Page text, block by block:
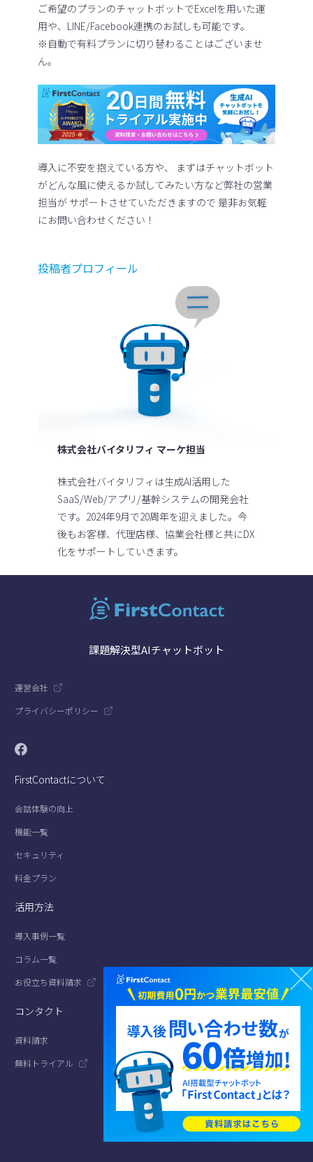
ご希望のプランのチャットボットでExcelを用いた運
用や、LINE/Facebook連携のお試しも可能です。
※自動で有料プランに切り替わることはございませ
ん。
導入に不安を抱えている方や、 まずはチャットボット
がどんな風に使えるか試してみたい方など弊社の営業
担当が サポートさせていただきますので 是非お気軽
にお問い合わせください！
投稿者プロフィール
株式会社バイタリフィ マーケ担当
株式会社バイタリフィは生成AI活用した
SaaS/Web/アプリ/基幹システムの開発会社
です。2024年9月で20周年を迎えました。今
後もお客様、代理店様、協業会社様と共にDX
化をサポートしていきます。
課題解決型AIチャットボット
運営会社
プライバシーポリシー
FirstContactについて
会話体験の向上
機能一覧
セキュリティ
料金プラン
活用方法
導入事例一覧
コラム一覧
お役立ち資料請求
コンタクト
資料請求
無料トライアル